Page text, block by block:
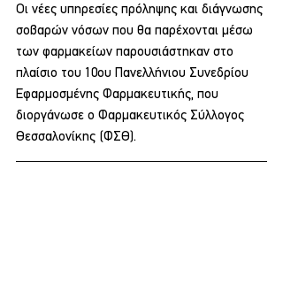
Οι νέες υπηρεσίες πρόληψης και διάγνωσης
σοβαρών νόσων που θα παρέχονται μέσω
των φαρμακείων παρουσιάστηκαν στο
πλαίσιο του 10ου Πανελλήνιου Συνεδρίου
Εφαρμοσμένης Φαρμακευτικής, που
διοργάνωσε ο Φαρμακευτικός Σύλλογος
Θεσσαλονίκης (ΦΣΘ).